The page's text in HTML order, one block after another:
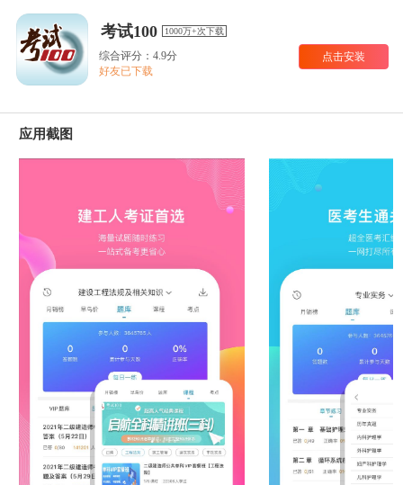
考试100 1000万+次下载
综合评分：4.9分
好友已下载
点击安装
应用截图